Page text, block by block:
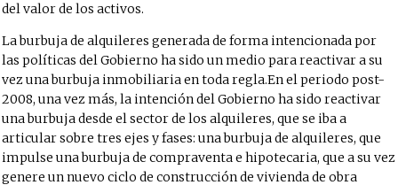
del valor de los activos.
La burbuja de alquileres generada de forma intencionada por
las políticas del Gobierno ha sido un medio para reactivar a su
vez una burbuja inmobiliaria en toda regla.En el periodo post-
2008, una vez más, la intención del Gobierno ha sido reactivar
una burbuja desde el sector de los alquileres, que se iba a
articular sobre tres ejes y fases: una burbuja de alquileres, que
impulse una burbuja de compraventa e hipotecaria, que a su vez
genere un nuevo ciclo de construcción de vivienda de obra